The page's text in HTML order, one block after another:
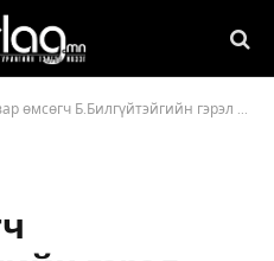
өмсөгч Б.Билгүйтэйгийн гэрэл зургийн цомгоос